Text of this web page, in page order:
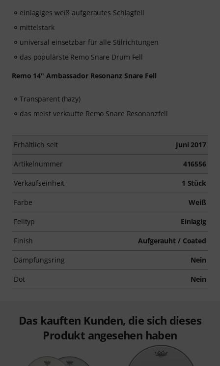
einlagiges weiß aufgerautes Schlagfell
mittelstark
universal einsetzbar für alle Stilrichtungen
das populärste Remo Snare Drum Fell
Remo 14" Ambassador Resonanz Snare Fell
Transparent (hazy)
das meist verkaufte Remo Snare Resonanzfell
Erhältlich seit Juni 2017
Artikelnummer 416556
Verkaufseinheit 1 Stück
Farbe Weiß
Felltyp Einlagig
Finish Aufgerauht / Coated
Dämpfungsring Nein
Dot Nein
Das kauften Kunden, die sich dieses
Produkt angesehen haben